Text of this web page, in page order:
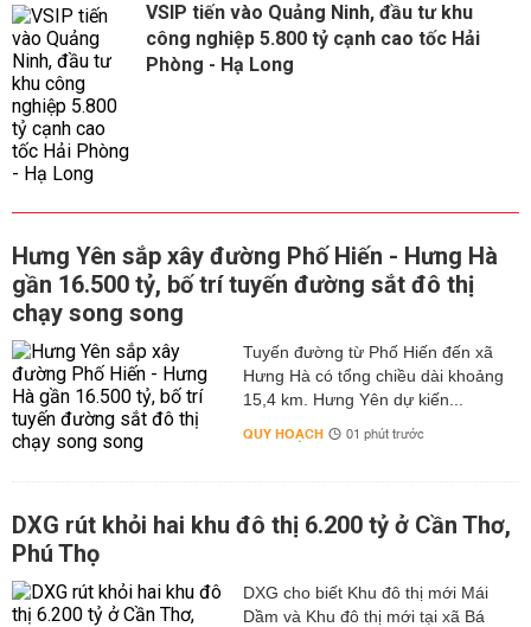
VSIP tiến vào Quảng Ninh, đầu tư khu
công nghiệp 5.800 tỷ cạnh cao tốc Hải
Phòng - Hạ Long
Hưng Yên sắp xây đường Phố Hiến - Hưng Hà
gần 16.500 tỷ, bố trí tuyến đường sắt đô thị
chạy song song
Tuyến đường từ Phố Hiến đến xã
Hưng Hà có tổng chiều dài khoảng
15,4 km. Hưng Yên dự kiến...
QUY HOẠCH 01 phút trước
DXG rút khỏi hai khu đô thị 6.200 tỷ ở Cần Thơ,
Phú Thọ
DXG cho biết Khu đô thị mới Mái
Dầm và Khu đô thị mới tại xã Bá